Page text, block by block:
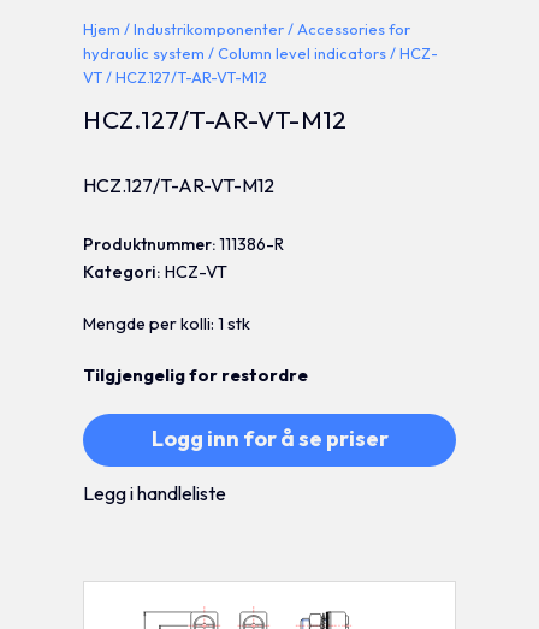
Hjem /Industrikomponenter/ Accessories for
hydraulic system /Column level indicators/HCZ-
VT/ HCZ.127/T-AR-VT-M12
HCZ.127/T-AR-VT-M12
HCZ.127/T-AR-VT-M12
Produktnummer:111386-R
Kategori:HCZ-VT
Mengde per kolli: 1 stk
Tilgjengelig for restordre
Logg inn for å se priser
Legg i handleliste